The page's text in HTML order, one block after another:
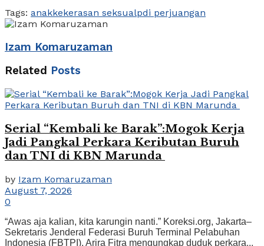
Tags: anakkekerasan seksualpdi perjuangan
Izam Komaruzaman
Related Posts
Serial “Kembali ke Barak”:Mogok Kerja
Jadi Pangkal Perkara Keributan Buruh
dan TNI di KBN Marunda
by Izam Komaruzaman
August 7, 2026
0
“Awas aja kalian, kita karungin nanti.” Koreksi.org, Jakarta–
Sekretaris Jenderal Federasi Buruh Terminal Pelabuhan
Indonesia (FBTPI), Arira Fitra mengungkap duduk perkara...